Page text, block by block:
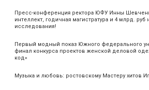
Пресс-конференция ректора ЮФУ Инны
интеллект, годичная магистратура и 4 млрд. руб
исследования!
Первый модный показ Южного федерального
финал конкурса проектов женской деловой
код»
Музыка и любовь: ростовскому Мастеру хитов